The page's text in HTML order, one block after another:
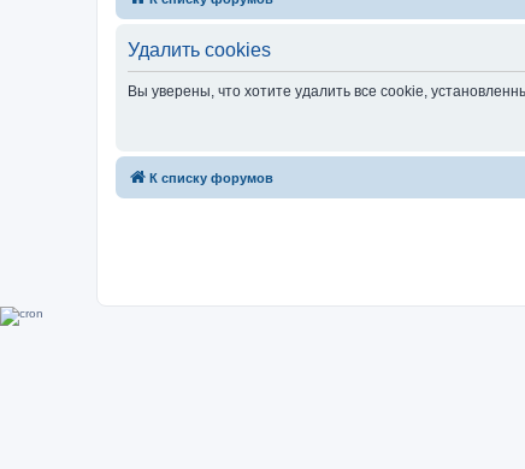
Удалить cookies
Вы уверены, что хотите удалить все cookie,
К списку форумов